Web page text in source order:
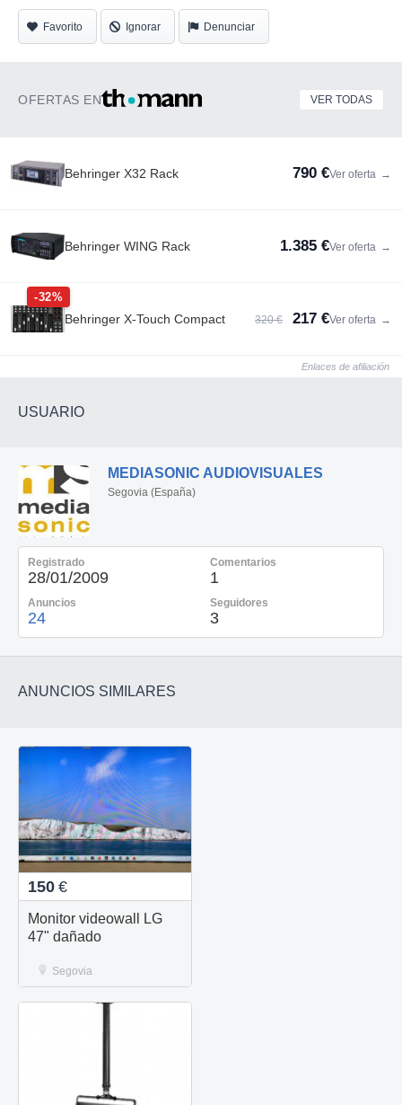
Favorito Ignorar Denunciar
OFERTAS EN VER TODAS
Behringer X32 Rack 790 €Ver oferta →
Behringer WING Rack 1.385 €Ver oferta →
-32%
Behringer X-Touch Compact 320 € 217 €Ver oferta →
Enlaces de afiliación
USUARIO
MEDIASONIC AUDIOVISUALES
Segovia (España)
Registrado
28/01/2009
Comentarios
1
Anuncios
24
Seguidores
3
ANUNCIOS SIMILARES
150 €
Monitor videowall LG
47" dañado
Segovia